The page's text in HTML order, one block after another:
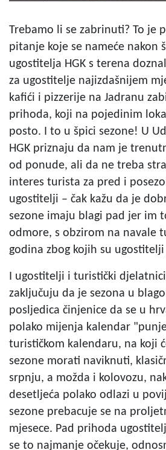
Trebamo li se zabrinuti? To je
pitanje koje se nameće nakon
ugostitelja HGK s terena
za ugostitelje najizdašnijem
kafići i pizzerije na Jadranu
prihoda, koji na pojedinim
posto. I to u špici sezone! U
HGK priznaju da nam je
od ponude, ali da ne treba
interes turista za pred i
ugostitelji – čak kažu da je
sezone imaju blagi pad jer im
odmore, s obzirom na navale
godina zbog kojih su
I ugostitelji i turistički
zaključuju da je sezona u
posljedica činjenice da se u
polako mijenja kalendar
turističkom kalendaru, na koji
sezone morati naviknuti,
srpnju, a možda i kolovozu,
desetljeća polako odlazi u
sezone prebacuje se na
mjesece. Pad prihoda
se to najmanje očekuje,